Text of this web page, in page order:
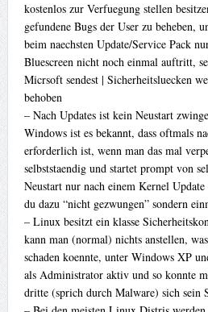
kostenlos zur Verfuegung stellen
gefundene Bugs der User zu beheben,
beim naechsten Update/Service Pack
Bluescreen nicht noch einmal auftritt,
Micrsoft sendest | Sicherheitsluecken
behoben
– Nach Updates ist kein Neustart
Windows ist es bekannt, dass oftmals
erforderlich ist, wenn man das mal
selbststaendig und startet prompt von
Neustart nur nach einem Kernel
du dazu “nicht gezwungen” sondern
– Linux besitzt ein klasse
kann man (normal) nichts anstellen,
schaden koennte, unter Windows XP
als Administrator aktiv und so konnte
dritte (sprich durch Malware) sich sein